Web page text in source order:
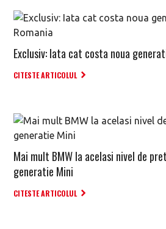
Exclusiv: Iata cat costa noua
CITESTE ARTICOLUL
Mai mult BMW la acelasi nivel de
generatie Mini
CITESTE ARTICOLUL